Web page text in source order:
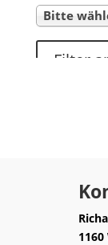
Bitte
Filter